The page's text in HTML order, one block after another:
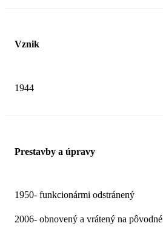
Vznik
1944
Prestavby a úpravy
1950- funkcionármi odstránený
2006- obnovený a vrátený na